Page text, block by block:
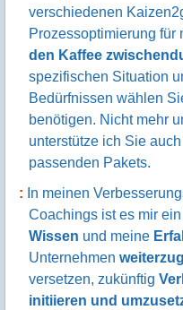
verschiedenen
Prozessoptimierung
den Kaffee
spezifischen Situation
Bedürfnissen wählen
benötigen. Nicht mehr
unterstütze ich Sie
passenden Pakets.
In meinen
Coachings ist es mir
Wissen und meine
Unternehmen
versetzen, zukünftig
initiieren und